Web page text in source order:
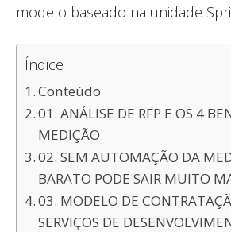
modelo baseado na unidade
Índice
Conteúdo
01. ANÁLISE DE RFP E OS 4
MEDIÇÃO
02. SEM AUTOMAÇÃO DA
BARATO PODE SAIR MUITO
03. MODELO DE
SERVIÇOS DE